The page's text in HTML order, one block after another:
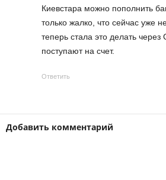
Киевстара можно пополнить
только жалко, что сейчас уже
теперь стала это делать через
поступают на счет.
Ответить
Добавить комментарий